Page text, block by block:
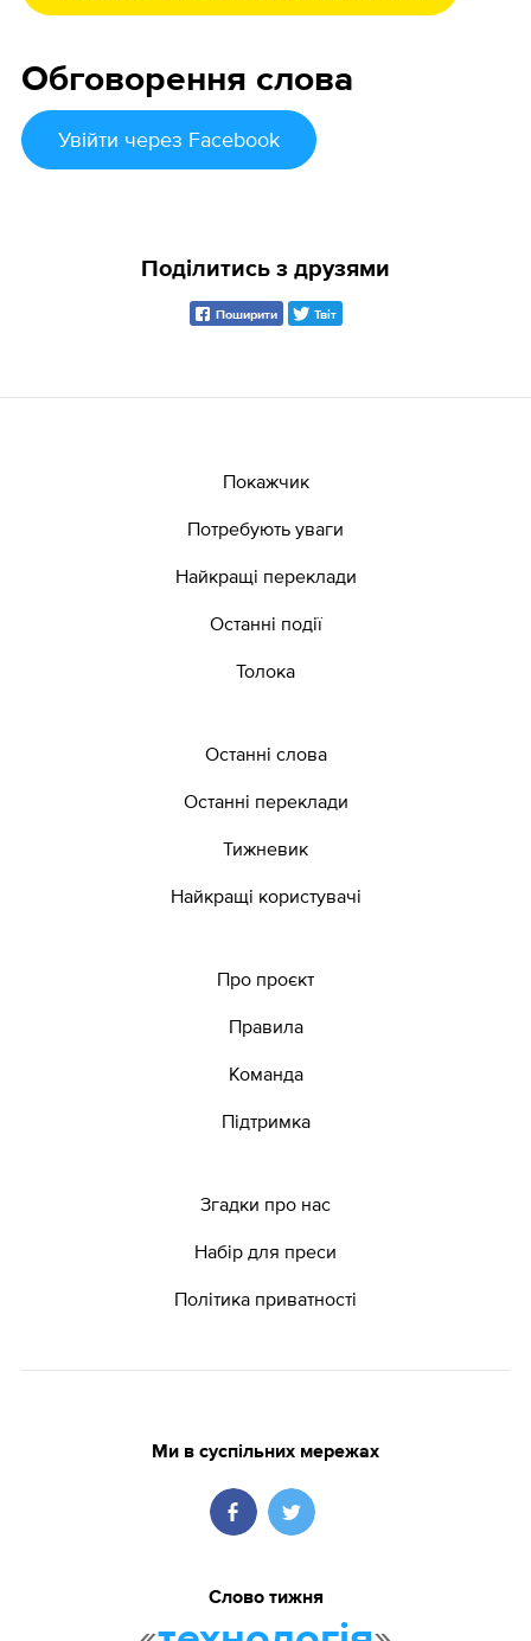
Обговорення слова
Увійти через Facebook
Поділитись з друзями
Поширити Твіт
Покажчик
Потребують уваги
Найкращі переклади
Останні події
Толока
Останні слова
Останні переклади
Тижневик
Найкращі користувачі
Про проєкт
Правила
Команда
Підтримка
Згадки про нас
Набір для преси
Політика приватності
Ми в суспільних мережах
Слово тижня